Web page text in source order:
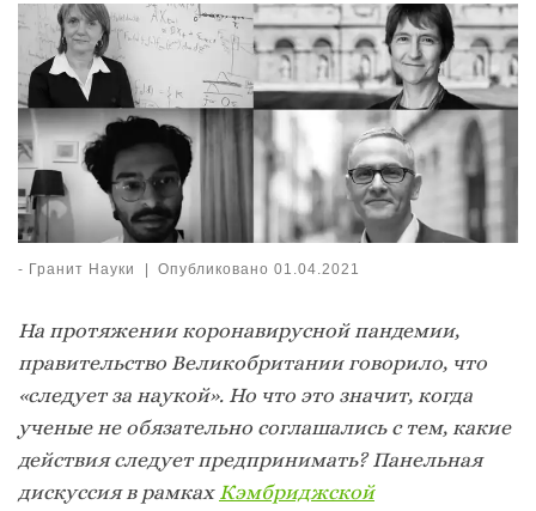
- Гранит Науки | Опубликовано01.04.2021
На протяжении коронавирусной пандемии,
правительство Великобритании говорило, что
«следует за наукой». Но что это значит, когда
ученые не обязательно соглашались с тем, какие
действия следует предпринимать? Панельная
дискуссия в рамках Кэмбриджской